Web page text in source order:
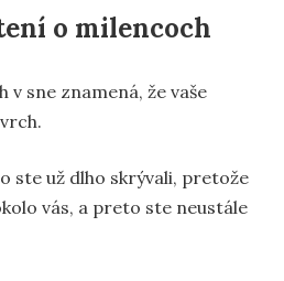
o milencoch
v sne znamená, že vaše
ste už dlho skrývali, pretože
vás, a preto ste neustále